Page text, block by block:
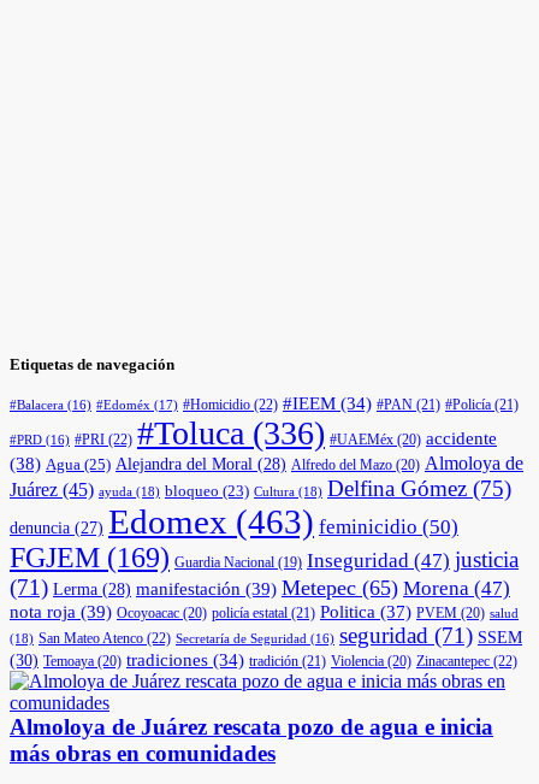
Etiquetas de navegación
#Balacera (16) #Edoméx (17) #Homicidio (22) #IEEM (34) #PAN (21) #Policía (21)
#PRD (16) #PRI (22) #Toluca (336) #UAEMéx (20) accidente
(38) Agua (25) Alejandra del Moral (28) Alfredo del Mazo (20) Almoloya de
Juárez (45) ayuda (18) bloqueo (23) Cultura (18) Delfina Gómez (75)
denuncia (27) Edomex (463) feminicidio (50)
FGJEM (169) Guardia Nacional (19) Inseguridad (47) justicia
(71) Lerma (28) manifestación (39) Metepec (65) Morena (47)
nota roja (39) Ocoyoacac (20) policía estatal (21) Politica (37) PVEM (20) salud
(18) San Mateo Atenco (22) Secretaría de Seguridad (16) seguridad (71) SSEM
(30) Temoaya (20) tradiciones (34) tradición (21) Violencia (20) Zinacantepec (22)
Almoloya de Juárez rescata pozo de agua e inicia
más obras en comunidades